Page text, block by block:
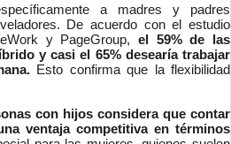
a madres y padres
De acuerdo con el estudio
y PageGroup,el 59% de las
y casi el 65% desearía trabajar
Esto confirma que la flexibilidad
con hijos considera que contar
ventaja competitiva en términos